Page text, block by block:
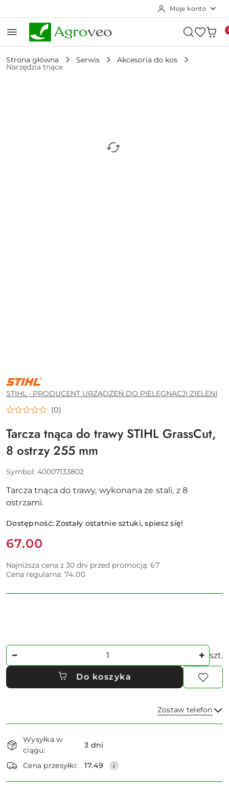
Moje konto
Strona główna Serwis Akcesoria do kos
Narzędzia tnące
STIHL
•
PRODUCENT
URZĄDZEŃ
DO
PIELĘGNACJI
STIHL • PRODUCENT URZĄDZEŃ DO PIELĘGNACJI ZIELENI
(0)
Tarcza tnąca do trawy STIHL GrassCut,
8 ostrzy 255 mm
Symbol: 40007133802
Tarcza tnąca do trawy, wykonana ze stali, z 8
ostrzami.
Dostępność:Zostały ostatnie sztuki, spiesz się!
Cena:
67.00
Najniższa cena z 30 dni przed promocją: 67
Cena regularna: 74.00
szt.
Do koszyka
Zostaw telefon
i
dostawa
Wysyłka w
ciągu:
3 dni
Cena przesyłki: 17.49